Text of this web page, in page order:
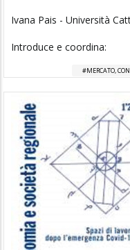
Ivana Pais - Università
Introduce e coordina:
MERCATO,